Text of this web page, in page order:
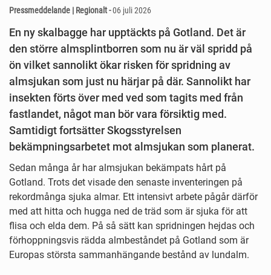
Pressmeddelande | Regionalt -06 juli 2026
En ny skalbagge har upptäckts på Gotland. Det är
den större almsplintborren som nu är väl spridd på
ön vilket sannolikt ökar risken för spridning av
almsjukan som just nu härjar på där. Sannolikt har
insekten förts över med ved som tagits med från
fastlandet, något man bör vara försiktig med.
Samtidigt fortsätter Skogsstyrelsen
bekämpningsarbetet mot almsjukan som planerat.
Sedan många år har almsjukan bekämpats hårt på
Gotland. Trots det visade den senaste inventeringen på
rekordmånga sjuka almar. Ett intensivt arbete pågår därför
med att hitta och hugga ned de träd som är sjuka för att
flisa och elda dem. På så sätt kan spridningen hejdas och
förhoppningsvis rädda almbeståndet på Gotland som är
Europas största sammanhängande bestånd av lundalm.